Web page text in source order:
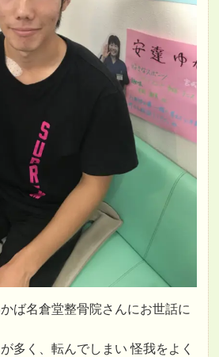
ば名倉堂整骨院さんにお世話に
多く、転んでしまい 怪我をよく